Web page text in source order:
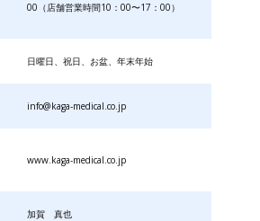
00（店舗営業時間10：00〜17：00）
日曜日、祝日、お盆、年末年始
info@kaga-medical.co.jp
www.kaga-medical.co.jp
加賀 真也